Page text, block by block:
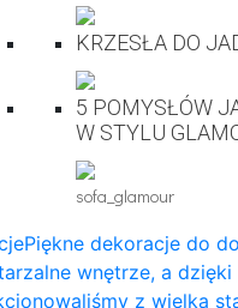
KRZESŁA DO
5 POMYSŁÓW
W STYLU
sofa_glamour
Piękne dekoracje do
wnętrze, a
z wielką